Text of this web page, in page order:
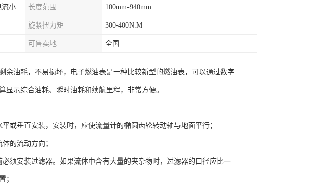
选配，可选择高位或者低位报警，报警电流小于500mA，报警点可设在9/10和1/10位置 长度范围 100mm-940mm
旋紧扭力矩 300-400N.M
可售卖地 全国
余油耗，不易损坏，电子燃油表是一种比较新型的燃油表，可以通过数字
示综合油耗、瞬时油耗和续航里程，非常方便。
或垂直安装，安装时，应使流量计的椭圆齿轮转动轴与地面平行；
的流动方向；
须安装过滤器。如果流体中含有大量的夹杂物时，过滤器的口径应比一
；